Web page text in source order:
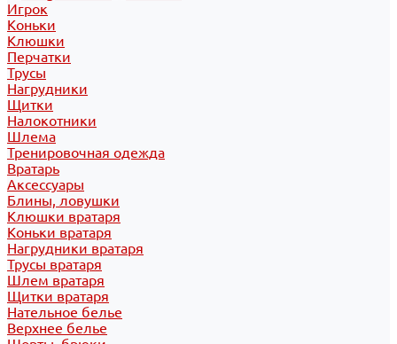
Игрок
Коньки
Клюшки
Перчатки
Трусы
Нагрудники
Щитки
Налокотники
Шлема
Тренировочная одежда
Вратарь
Аксессуары
Блины, ловушки
Клюшки вратаря
Коньки вратаря
Нагрудники вратаря
Трусы вратаря
Шлем вратаря
Щитки вратаря
Нательное белье
Верхнее белье